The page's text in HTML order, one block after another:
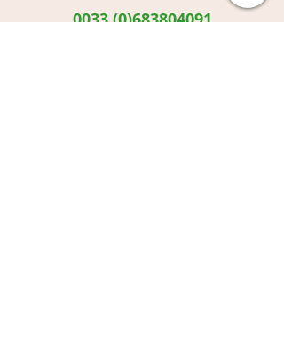
0033 (0)683804091